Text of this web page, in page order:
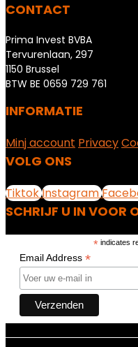
CONTACT
Prima Invest BVBA
Tervurenlaan, 297
1150 Brussel
BTW BE 0659 729 761
INFORMATIE
Minj account Privacy
VOLG ONS
TiktokInstagram
SCHRIJF U IN VOOR
*indicates
Email Address *